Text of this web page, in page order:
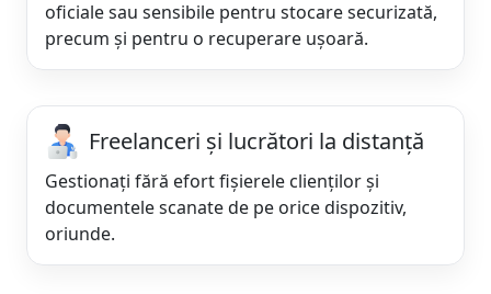
oficiale sau sensibile pentru stocare securizată,
precum și pentru o recuperare ușoară.
Freelanceri și lucrători la distanță
Gestionați fără efort fișierele clienților și
documentele scanate de pe orice dispozitiv,
oriunde.